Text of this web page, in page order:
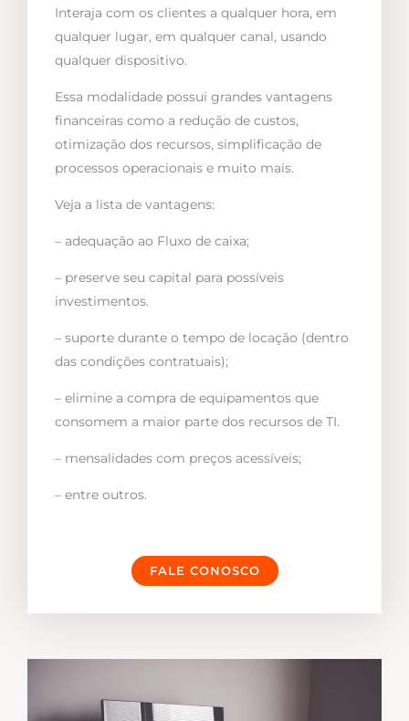
Interaja com os clientes a qualquer hora, em
qualquer lugar, em qualquer canal, usando
qualquer dispositivo.
Essa modalidade possui grandes vantagens
financeiras como a redução de custos,
otimização dos recursos, simplificação de
processos operacionais e muito mais.
Veja a lista de vantagens:
– adequação ao Fluxo de caixa;
– preserve seu capital para possíveis
investimentos.
– suporte durante o tempo de locação (dentro
das condições contratuais);
– elimine a compra de equipamentos que
consomem a maior parte dos recursos de TI.
– mensalidades com preços acessíveis;
– entre outros.
FALE CONOSCO